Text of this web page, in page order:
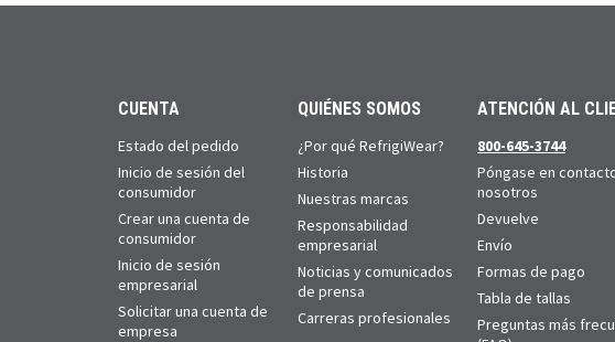
CUENTA
Estado del pedido
Inicio de sesión del
consumidor
Crear una cuenta de
consumidor
Inicio de sesión
empresarial
Solicitar una cuenta de
empresa
QUIÉNES SOMOS
¿Por qué RefrigiWear?
Historia
Nuestras marcas
Responsabilidad
empresarial
Noticias y comunicados
de prensa
Carreras profesionales
ATENCIÓN AL
800-645-3744
Póngase en
nosotros
Devuelve
Envío
Formas de pago
Tabla de tallas
Preguntas más